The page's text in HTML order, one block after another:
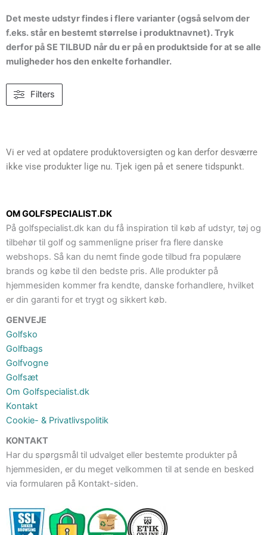
Det meste udstyr findes i flere varianter (også selvom der
f.eks. står en bestemt størrelse i produktnavnet). Tryk
derfor på SE TILBUD når du er på en produktside for at se alle
muligheder hos den enkelte forhandler.
Filters
Vi er ved at opdatere produktoversigten og kan derfor desværre
ikke vise produkter lige nu. Tjek igen på et senere tidspunkt.
OM GOLFSPECIALIST.DK
På golfspecialist.dk kan du få inspiration til køb af udstyr, tøj og
tilbehør til golf og sammenligne priser fra flere danske
webshops. Så kan du nemt finde gode tilbud fra populære
brands og købe til den bedste pris. Alle produkter på
hjemmesiden kommer fra kendte, danske forhandlere, hvilket
er din garanti for et trygt og sikkert køb.
GENVEJE
Golfsko
Golfbags
Golfvogne
Golfsæt
Om Golfspecialist.dk
Kontakt
Cookie- & Privatlivspolitik
KONTAKT
Har du spørgsmål til udvalget eller bestemte produkter på
hjemmesiden, er du meget velkommen til at sende en besked
via formularen på Kontakt-siden.